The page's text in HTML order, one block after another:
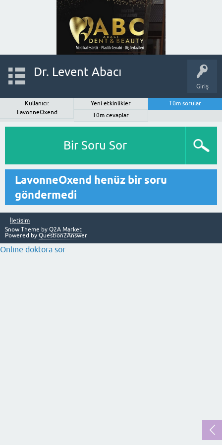
Giriş
Dr. Levent Abacı
Kullanıcı:
LavonneOxend
Yeni etkinlikler
Tüm sorular
Tüm cevaplar
Bir Soru Sor
LavonneOxend henüz bir soru
göndermedi
İletişim
Snow Theme by Q2A Market
Powered by Question2Answer
Online doktora sor